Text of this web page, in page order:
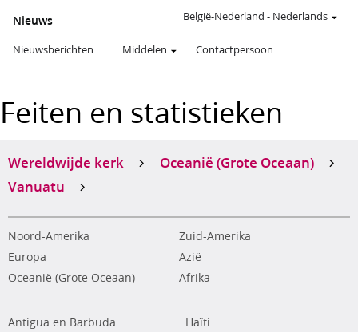
Nieuws
Nieuwsberichten Middelen Contactpersoon
België-Nederland - Nederlands
Feiten en statistieken
Wereldwijde kerk
Oceanië (Grote Oceaan)
Vanuatu
Noord-Amerika
Zuid-Amerika
Europa
Azië
Oceanië (Grote Oceaan)
Afrika
Antigua en Barbuda
Haïti